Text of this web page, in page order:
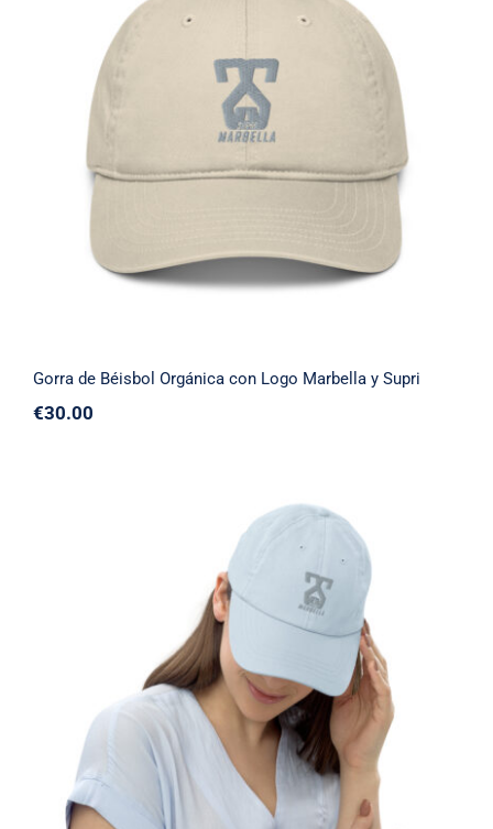
Gorra de Béisbol Orgánica con Logo
Marbella y Supri
Gorra de Béisbol Orgánica con Logo Marbella y Supri
€30.00
Gorra de béisbol pastel Marbella Surpi
Clothing Logo